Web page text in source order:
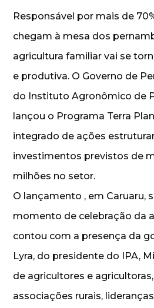
Responsável por mais de
chegam à mesa dos
agricultura familiar vai se
e produtiva. O Governo de
do Instituto Agronômico de
lançou o Programa Terra
integrado de ações
investimentos previstos de
milhões no setor.
O lançamento , em Caruaru,
momento de celebração da
contou com a presença da
Lyra, do presidente do IPA,
de agricultores e
associações rurais,